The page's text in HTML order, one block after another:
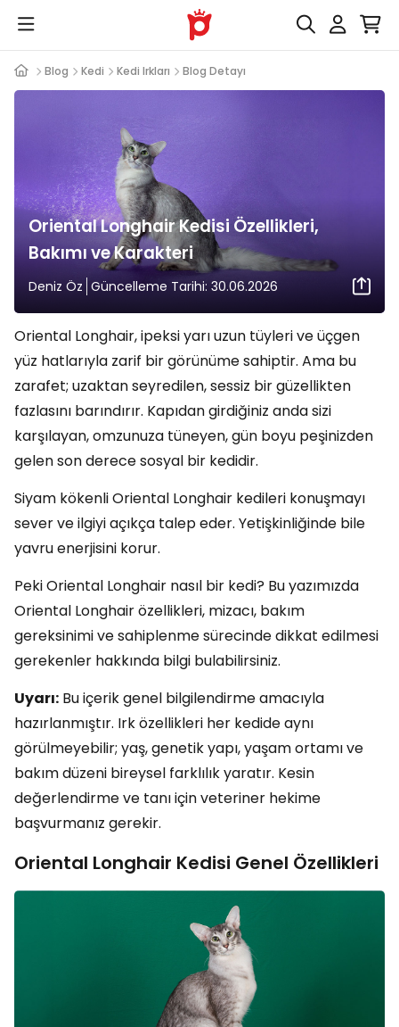
Blog Kedi Kedi Irkları Blog Detayı
Oriental Longhair Kedisi Özellikleri,
Bakımı ve Karakteri
Deniz Öz Güncelleme Tarihi: 30.06.2026
Oriental Longhair, ipeksi yarı uzun tüyleri ve üçgen
yüz hatlarıyla zarif bir görünüme sahiptir. Ama bu
zarafet; uzaktan seyredilen, sessiz bir güzellikten
fazlasını barındırır. Kapıdan girdiğiniz anda sizi
karşılayan, omzunuza tüneyen, gün boyu peşinizden
gelen son derece sosyal bir kedidir.
Siyam kökenli Oriental Longhair kedileri konuşmayı
sever ve ilgiyi açıkça talep eder. Yetişkinliğinde bile
yavru enerjisini korur.
Peki Oriental Longhair nasıl bir kedi? Bu yazımızda
Oriental Longhair özellikleri, mizacı, bakım
gereksinimi ve sahiplenme sürecinde dikkat edilmesi
gerekenler hakkında bilgi bulabilirsiniz.
Uyarı: Bu içerik genel bilgilendirme amacıyla
hazırlanmıştır. Irk özellikleri her kedide aynı
görülmeyebilir; yaş, genetik yapı, yaşam ortamı ve
bakım düzeni bireysel farklılık yaratır. Kesin
değerlendirme ve tanı için veteriner hekime
başvurmanız gerekir.
Oriental Longhair Kedisi Genel Özellikleri